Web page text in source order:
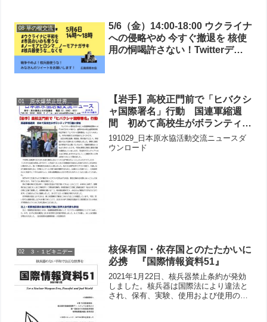
原水協の金子秀典事務局長がハンドマイ
クで、核兵器廃...
08 草の根交流
5/6（金）14:00-18:00 ウクライナ
への侵略やめ 今すぐ撤退を 核使
用の恫喝許さない！Twitterデモ
01 原水爆禁止世界大会
【岩手】高校正門前で「ヒバクシ
ャ国際署名」行動 国連軍縮週
間 初めて高校生がボランティア
で行動に参加
191029_日本原水協活動交流ニュースダ
ウンロード
02 ３・１ビキニデー
核保有国・依存国とのたたかいに
必携 『国際情報資料51』
2021年1月22日、核兵器禁止条約が発効
しました。核兵器は国際法により違法と
され、保有、実験、使用および使用の威